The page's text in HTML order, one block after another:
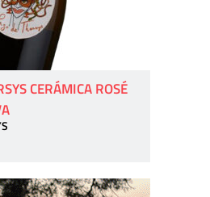
CERÁMICA ROSÉ